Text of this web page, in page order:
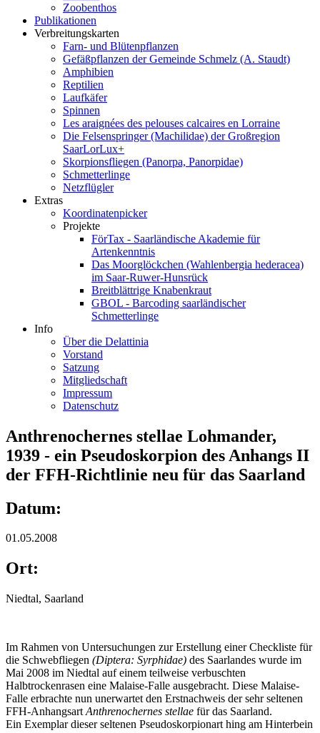
Zoobenthos
Publikationen
Verbreitungskarten
Farn- und Blütenpflanzen
Gefäßpflanzen der Gemeinde Schmelz (A. Staudt)
Amphibien
Reptilien
Laufkäfer
Spinnen
Les araignées des pelouses calcaires en Lorraine
Die Felsenspringer (Machilidae) der Großregion
SaarLorLux+
Skorpionsfliegen (Panorpa, Panorpidae)
Schmetterlinge
Netzflügler
Extras
Koordinatenpicker
Projekte
FörTax - Saarländische Akademie für
Artenkenntnis
Das Moorglöckchen (Wahlenbergia hederacea)
im Saar-Ruwer-Hunsrück
Breitblättrige Knabenkraut
GBOL - Barcoding saarländischer
Schmetterlinge
Info
Über die Delattinia
Vorstand
Satzung
Mitgliedschaft
Impressum
Datenschutz
Anthrenochernes stellae Lohmander,
1939 - ein Pseudoskorpion des Anhangs II
der FFH-Richtlinie neu für das Saarland
Datum:
01.05.2008
Ort:
Niedtal, Saarland
Im Rahmen von Untersuchungen zur Erstellung einer Checkliste für
die Schwebfliegen (Diptera: Syrphidae) des Saarlandes wurde im
Mai 2008 im Niedtal auf einem teilweise verbuschten
Halbtrockenrasen eine Malaise-Falle ausgebracht. Diese Malaise-
Falle erbrachte nun unerwartet den Erstnachweis der sehr seltenen
FFH-Anhangsart Anthrenochernes stellae für das Saarland.
Ein Exemplar dieser seltenen Pseudoskorpionart hing am Hinterbein